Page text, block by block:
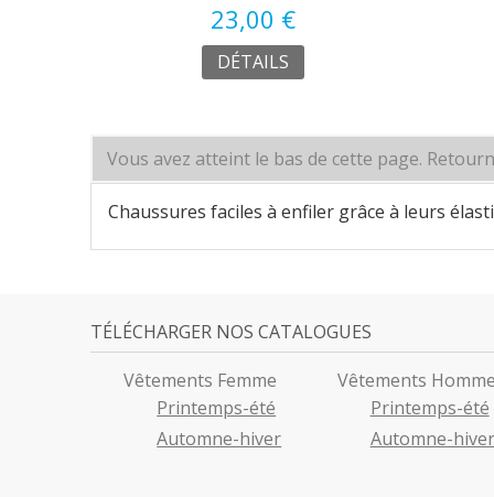
23,00 €
DÉTAILS
Vous avez atteint le bas de cette page.
Chaussures faciles à enfiler grâce à leurs
TÉLÉCHARGER NOS CATALOGUES
Vêtements Femme
Printemps-été
Automne-hiver
Vêtements Homme
Printemps-été
Automne-hiver